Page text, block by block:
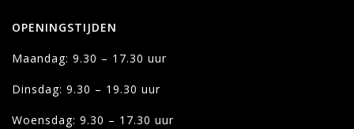
OPENINGSTIJDEN
Maandag: 9.30 – 17.30 uur
Dinsdag: 9.30 – 19.30 uur
Woensdag: 9.30 – 17.30 uur